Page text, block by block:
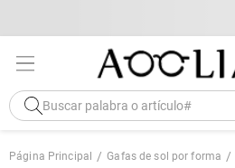
Página Principal Gafas de sol por forma